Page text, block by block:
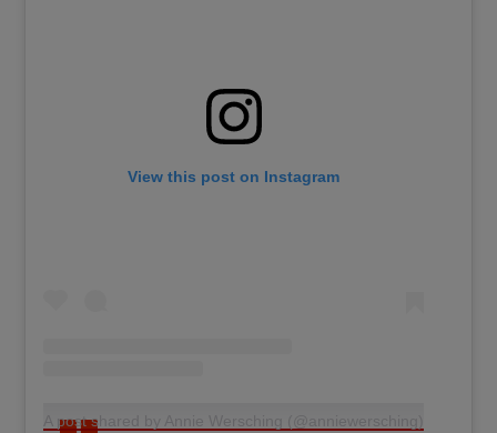
View this post on Instagram
A post shared by Annie Wersching (@anniewersching)